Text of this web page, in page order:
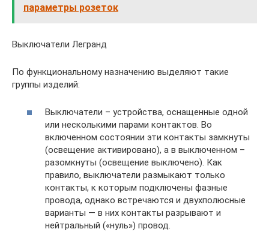
параметры розеток
Выключатели Легранд
По функциональному назначению выделяют такие
группы изделий:
Выключатели – устройства, оснащенные одной
или несколькими парами контактов. Во
включенном состоянии эти контакты замкнуты
(освещение активировано), а в выключенном –
разомкнуты (освещение выключено). Как
правило, выключатели размыкают только
контакты, к которым подключены фазные
провода, однако встречаются и двухполюсные
варианты — в них контакты разрывают и
нейтральный («нуль») провод.